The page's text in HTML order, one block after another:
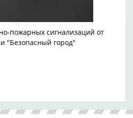
пожарных сигнализаций от
"Безопасный город"